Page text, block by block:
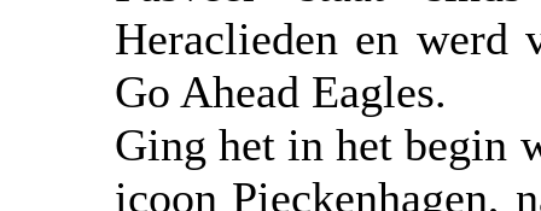
Heraclieden en werd
Go Ahead Eagles.
Ging het in het begin
icoon Pieckenhagen,